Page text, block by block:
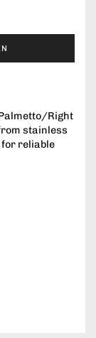
Right
stainless
reliable